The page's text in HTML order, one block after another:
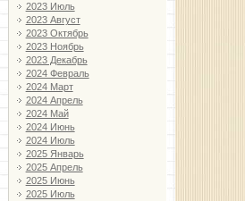
2023 Июль
2023 Август
2023 Октябрь
2023 Ноябрь
2023 Декабрь
2024 Февраль
2024 Март
2024 Апрель
2024 Май
2024 Июнь
2024 Июль
2025 Январь
2025 Апрель
2025 Июнь
2025 Июль